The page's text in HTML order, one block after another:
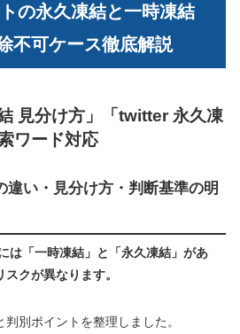
の永久凍結と一時凍結
不可ケース徹底解説
見分け方」「twitter 永久凍
ワード対応
違い・見分け方・判断基準の明
は「一時凍結」と「永久凍結」があ
クが異なります。
別ポイントを整理しました。